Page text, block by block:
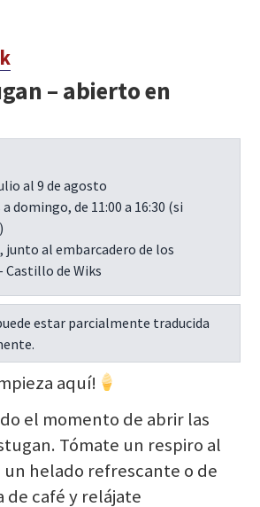
– abierto en
al 9 de agosto
domingo, de 11:00 a 16:30 (si
junto al embarcadero de los
Castillo de Wiks
estar parcialmente traducida
aquí!
el momento de abrir las
Tómate un respiro al
helado refrescante o de
de café y relájate